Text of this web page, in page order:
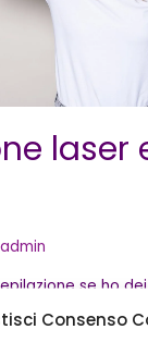
Consenso
laser
admin
se ho
comune, dato